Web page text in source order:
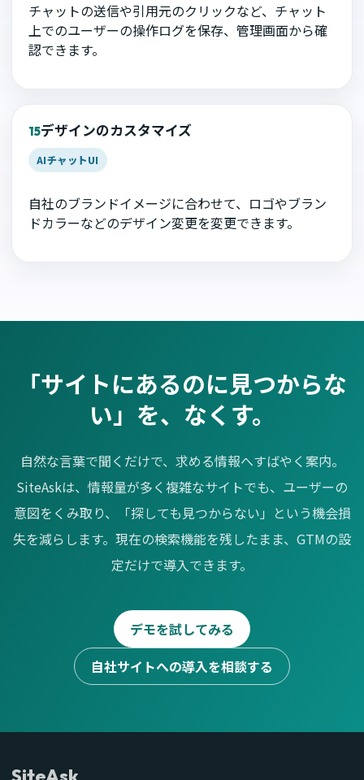
チャットの送信や引用元のクリックなど、チャット
上でのユーザーの操作ログを保存、管理画面から確
認できます。
15デザインのカスタマイズ
AIチャットUI
自社のブランドイメージに合わせて、ロゴやブラン
ドカラーなどのデザイン変更を変更できます。
「サイトにあるのに見つからな
い」を、なくす。
自然な言葉で聞くだけで、求める情報へすばやく案内。
SiteAskは、情報量が多く複雑なサイトでも、ユーザーの
意図をくみ取り、「探しても見つからない」という機会損
失を減らします。現在の検索機能を残したまま、GTMの設
定だけで導入できます。
デモを試してみる
自社サイトへの導入を相談する